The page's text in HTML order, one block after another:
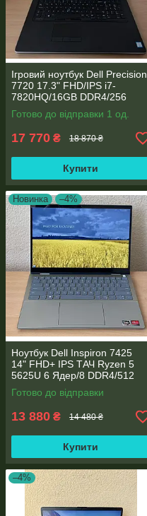
Ігровий ноутбук Dell Precision
7720 17.3" FHD/IPS i7-
7820HQ/16GB DDR4/256
SSD/NVIDIA Quadro P4000
8GB
Готово до відправки 1 од.
17 770 ₴ 18 870 ₴
Купити
Новинка –4%
Ноутбук Dell Inspiron 7425
14" FHD+ IPS TАЧ Ryzen 5
5625U 6 Ядер/8 DDR4/512
SSD M.2/Radeon RX Vega
7/Type-C PD
Готово до відправки
13 880 ₴ 14 480 ₴
Купити
–4%